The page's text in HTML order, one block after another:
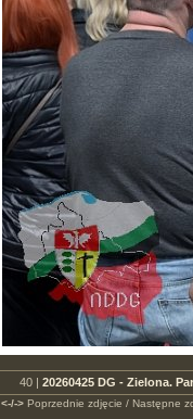
40 | 20260425 DG - Zielona.
<-/->Poprzednie zdjęcie / Następne